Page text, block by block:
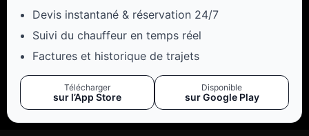
Devis instantané & réservation 24/7
Suivi du chauffeur en temps réel
Factures et historique de trajets
Télécharger
sur l’App Store
Disponible
sur Google Play